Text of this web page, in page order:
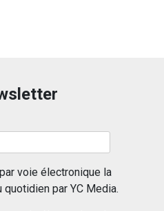
voie électronique la
par YC Media.